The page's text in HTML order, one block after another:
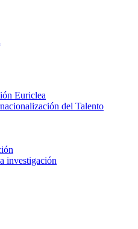
Euriclea
del Talento
investigación